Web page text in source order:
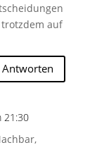
auf
Antworten
21:30